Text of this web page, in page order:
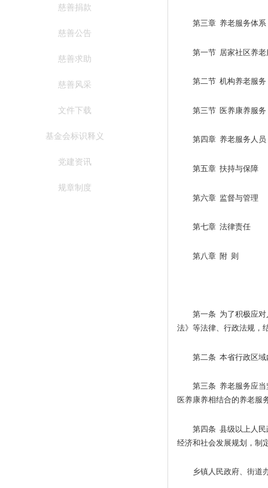
慈善捐款
慈善公告
慈善求助
慈善风采
文件下载
基金会标识释义
党建资讯
规章制度
第三章 养老服务体系
第一节 居家社区养老
第二节 机构养老服务
第三节 医养康养服务
第四章 养老服务人员
第五章 扶持与保障
第六章 监督与管理
第七章 法律责任
第八章 附 则
第一条 为了积极应
法》等法律、行政法规，
第二条 本省行政区
第三条 养老服务应
医养康养相结合的养老服
第四条 县级以上人
经济和社会发展规划，制
乡镇人民政府、街道